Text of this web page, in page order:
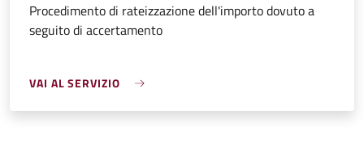
Procedimento di rateizzazione dell'importo dovuto a
seguito di accertamento
VAI AL SERVIZIO